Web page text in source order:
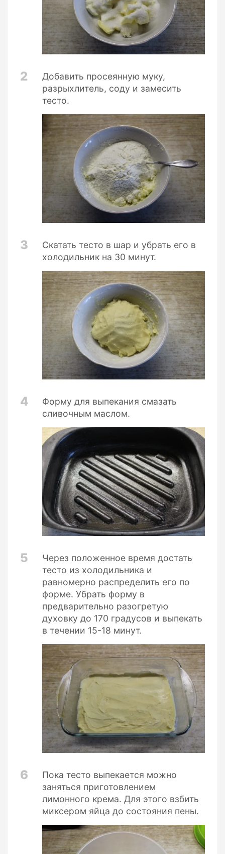
2
Добавить просеянную муку,
разрыхлитель, соду и замесить
тесто.
3
Скатать тесто в шар и убрать его в
холодильник на 30 минут.
4
Форму для выпекания смазать
сливочным маслом.
5
Через положенное время достать
тесто из холодильника и
равномерно распределить его по
форме. Убрать форму в
предварительно разогретую
духовку до 170 градусов и выпекать
в течении 15-18 минут.
6
Пока тесто выпекается можно
заняться приготовлением
лимонного крема. Для этого взбить
миксером яйца до состояния пены.